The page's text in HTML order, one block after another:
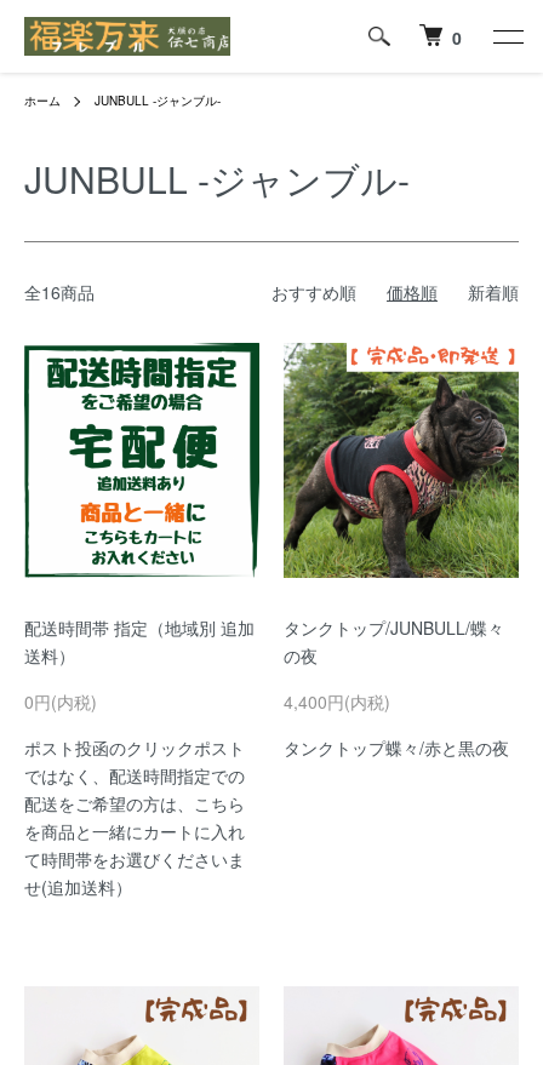
0
ホーム JUNBULL -ジャンブル-
JUNBULL -ジャンブル-
全16商品 おすすめ順 価格順 新着順
配送時間帯 指定（地域別 追加
送料）
0円(内税)
ポスト投函のクリックポスト
ではなく、配送時間指定での
配送をご希望の方は、こちら
を商品と一緒にカートに入れ
て時間帯をお選びくださいま
せ(追加送料）
タンクトップ/JUNBULL/蝶々
の夜
4,400円(内税)
タンクトップ蝶々/赤と黒の夜